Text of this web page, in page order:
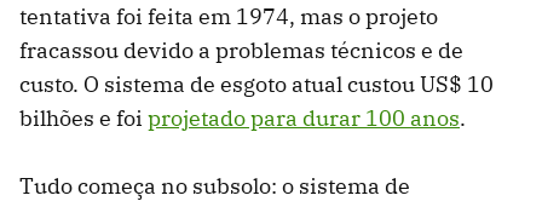
tentativa foi feita em 1974, mas o projeto
fracassou devido a problemas técnicos e de
custo. O sistema de esgoto atual custou US$ 10
bilhões e foi projetado para durar 100 anos.
Tudo começa no subsolo: o sistema de